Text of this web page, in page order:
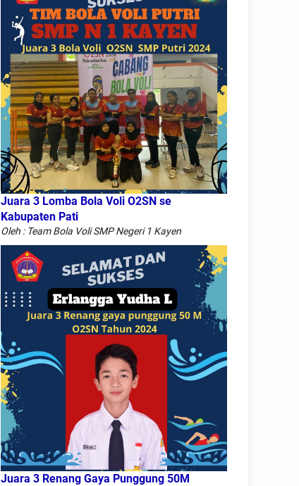
Juara 3 Lomba Bola Voli O2SN se
Kabupaten Pati
Oleh : Team Bola Voli SMP Negeri 1 Kayen
Juara 3 Renang Gaya Punggung 50M